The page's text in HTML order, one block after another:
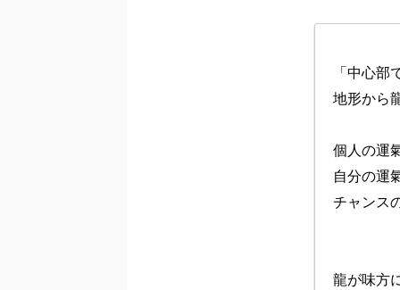
「中心
地形から
個人の運
自分の運
チャンス
龍が味方